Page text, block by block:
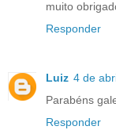
muito
Responder
Luiz 4 de
Parabéns
Responder